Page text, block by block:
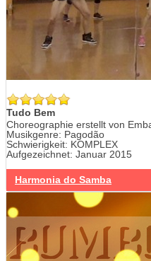
Tudo Bem
Choreographie erstellt von
Musikgenre: Pagodão
Schwierigkeit: KOMPLEX
Aufgezeichnet: Januar 2015
Harmonia do Samba